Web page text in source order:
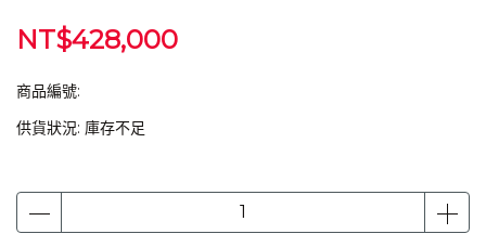
NT$428,000
商品編號:
供貨狀況: 庫存不足